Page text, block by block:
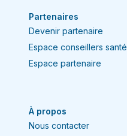
Partenaires
Devenir partenaire
Espace conseillers santé
Espace partenaire
À propos
Nous contacter